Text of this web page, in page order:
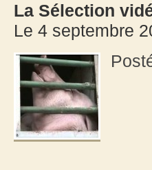
La Sélection
Le 4 septembre